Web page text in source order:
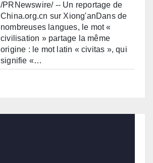
/PRNewswire/ -- Un reportage de
China.org.cn sur Xiong'anDans de
nombreuses langues, le mot «
civilisation » partage la même
origine : le mot latin « civitas », qui
signifie «…